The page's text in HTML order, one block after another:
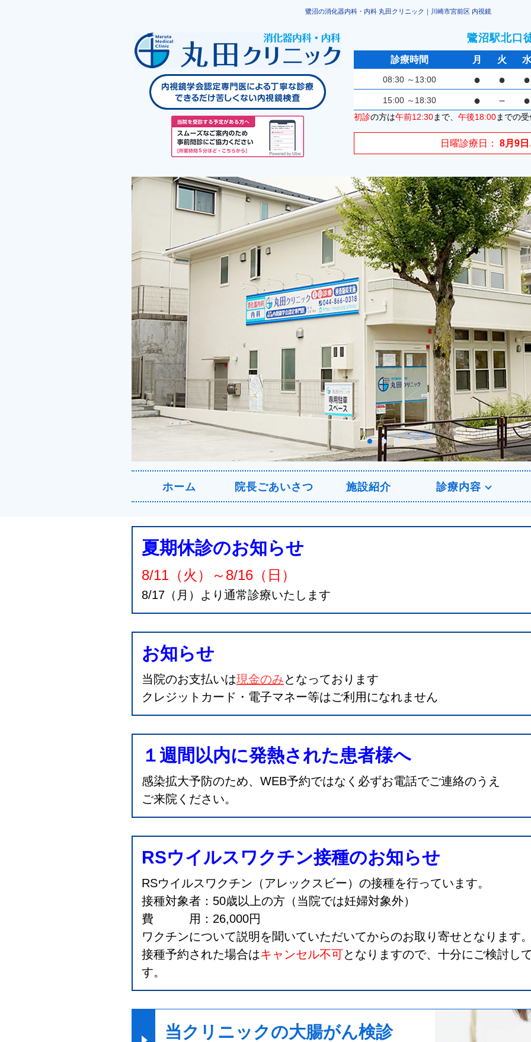
鷺沼の消化器内科・内科 丸田クリニック｜川崎市宮前区 内視鏡
鷺沼駅北口
診療時間 月 火 水
08:30～13:00 ● ● ●
15:00～18:30 ● － ●
初診の方は午前12:30まで、 午後18:00までの
日曜診療日 8月9
ホーム 院長ごあいさつ 施設紹介 診療内容
夏期休診のお知らせ
8/11（火）～8/16（日）
8/17（月）より通常診療いたします
お知らせ
当院のお支払いは現金のみとなっております
クレジットカード・電子マネー等はご利用になれません
１週間以内に発熱された患者様へ
感染拡大予防のため、WEB予約ではなく必ずお電話でご連絡のうえ
ご来院ください。
RSウイルスワクチン接種のお知らせ
RSウイルスワクチン（アレックスビー）の接種を行っています。
接種対象者：50歳以上の方（当院では妊婦対象外）
費 用：26,000円
ワクチンについて説明を聞いていただいてからのお取り寄せとなります
接種予約された場合はキャンセル不可となりますので、十分にご検討し
す。
当クリニックの大腸がん検診